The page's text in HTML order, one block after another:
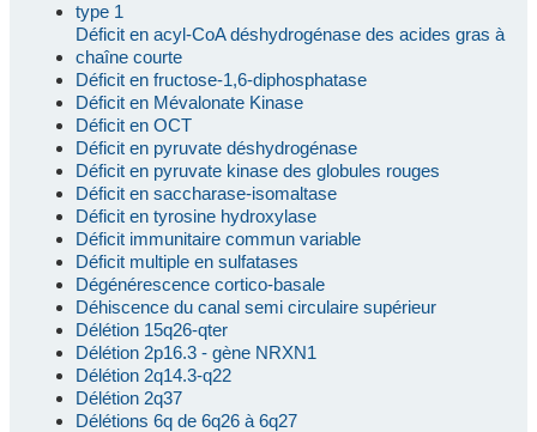
type 1
Déficit en acyl-CoA déshydrogénase des acides gras à
chaîne courte
Déficit en fructose-1,6-diphosphatase
Déficit en Mévalonate Kinase
Déficit en OCT
Déficit en pyruvate déshydrogénase
Déficit en pyruvate kinase des globules rouges
Déficit en saccharase-isomaltase
Déficit en tyrosine hydroxylase
Déficit immunitaire commun variable
Déficit multiple en sulfatases
Dégénérescence cortico-basale
Déhiscence du canal semi circulaire supérieur
Délétion 15q26-qter
Délétion 2p16.3 - gène NRXN1
Délétion 2q14.3-q22
Délétion 2q37
Délétions 6q de 6q26 à 6q27